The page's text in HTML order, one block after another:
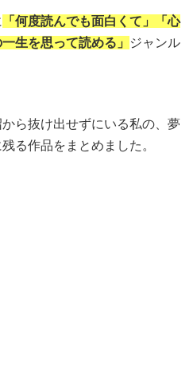
「何度読んでも面白くて」「心
生を思って読める」
ジャンル
ら抜け出せずにいる私の、夢
る作品をまとめました。